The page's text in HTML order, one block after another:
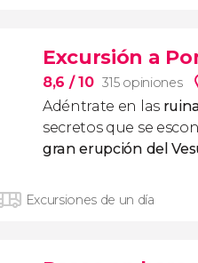
Excursión a
8,6 / 10 315 opiniones
Adéntrate en las
secretos que se
gran erupción del
Excursiones de un día